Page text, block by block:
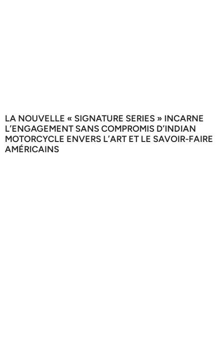
LA NOUVELLE « SIGNATURE SERIES » INCARNE
L’ENGAGEMENT SANS COMPROMIS D’INDIAN
MOTORCYCLE ENVERS L’ART ET LE SAVOIR-FAIRE
AMÉRICAINS